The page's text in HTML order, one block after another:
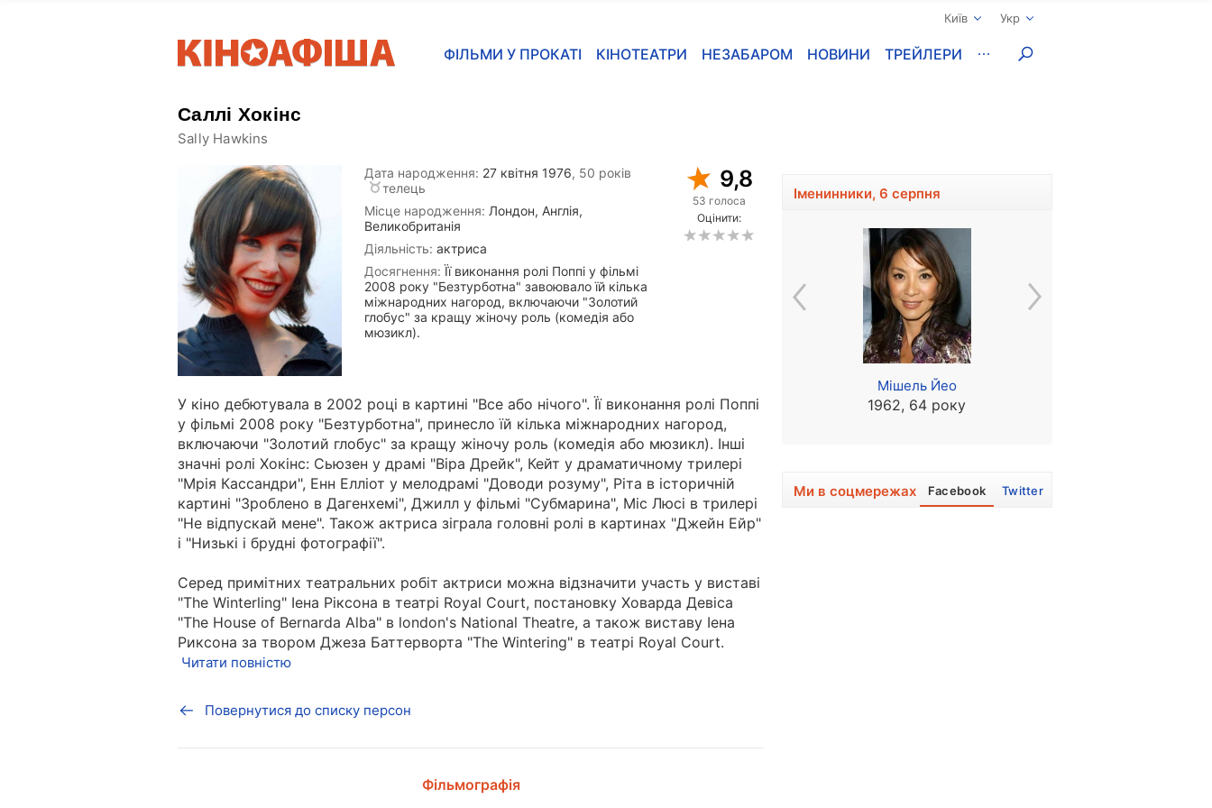
Київ Укр
ФІЛЬМИ У ПРОКАТІ КІНОТЕАТРИ НЕЗАБАРОМ НОВИНИ ТРЕЙЛЕРИ
Саллі Хокінс
Sally Hawkins
Дата народження: 27 квітня 1976, 50 років
телець
Місце народження: Лондон, Англія,
Великобританія
Діяльність: актриса
Досягнення: Її виконання ролі Поппі у фільмі
2008 року "Безтурботна" завоювало їй кілька
міжнародних нагород, включаючи "Золотий
глобус" за кращу жіночу роль (комедія або
мюзикл).
9,8
53 голоса
Оцінити:
У кіно дебютувала в 2002 році в картині "Все або нічого". Її виконання ролі Поппі
у фільмі 2008 року "Безтурботна", принесло їй кілька міжнародних нагород,
включаючи "Золотий глобус" за кращу жіночу роль (комедія або мюзикл). Інші
значні ролі Хокінс: Сьюзен у драмі "Віра Дрейк", Кейт у драматичному трилері
"Мрія Кассандри", Енн Елліот у мелодрамі "Доводи розуму", Ріта в історичній
картині "Зроблено в Дагенхемі", Джилл у фільмі "Субмарина", Міс Люсі в трилері
"Не відпускай мене". Також актриса зіграла головні ролі в картинах "Джейн Ейр"
і "Низькі і брудні фотографії".
Серед примітних театральних робіт актриси можна відзначити участь у виставі
"The Winterling" Іена Ріксона в театрі Royal Court, постановку Ховарда Девіса
"The House of Bernarda Alba" в london's National Theatre, а також виставу Іена
Риксона за твором Джеза Баттерворта "The Wintering" в театрі Royal Court.
Читати повністю
Повернутися до списку персон
Фільмографія
Іменинники, 6 серпня
1925 - 1969
Мішель Йео
1962, 64 року
Ми в соцмережах Facebook Twitter